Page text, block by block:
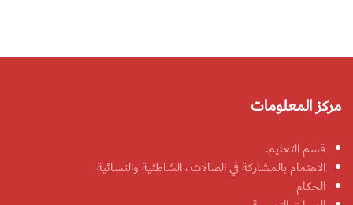
مركز المعلومات
قسم التعليم.
الاهتمام بالمشاركة في الصالات ، الشاطئية والنسائية
الحكام